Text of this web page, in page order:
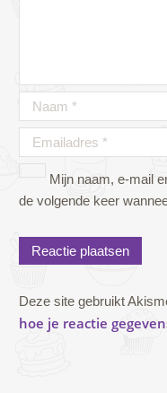
Mijn naam, e-mail
de volgende keer
Deze site gebruikt
hoe je reactie